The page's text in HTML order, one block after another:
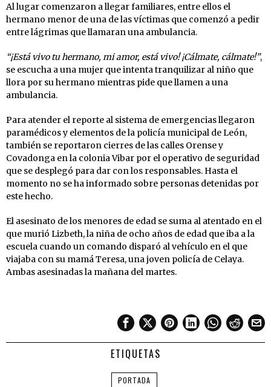
Al lugar comenzaron a llegar familiares, entre ellos el
hermano menor de una de las víctimas que comenzó a pedir
entre lágrimas que llamaran una ambulancia.
“¡Está vivo tu hermano, mi amor, está vivo! ¡Cálmate, cálmate!”,
se escucha a una mujer que intenta tranquilizar al niño que
llora por su hermano mientras pide que llamen a una
ambulancia.
Para atender el reporte al sistema de emergencias llegaron
paramédicos y elementos de la policía municipal de León,
también se reportaron cierres de las calles Orense y
Covadonga en la colonia Vibar por el operativo de seguridad
que se desplegó para dar con los responsables. Hasta el
momento no se ha informado sobre personas detenidas por
este hecho.
El asesinato de los menores de edad se suma al atentado en el
que murió Lizbeth, la niña de ocho años de edad que iba a la
escuela cuando un comando disparó al vehículo en el que
viajaba con su mamá Teresa, una joven policía de Celaya.
Ambas asesinadas la mañana del martes.
ETIQUETAS
PORTADA